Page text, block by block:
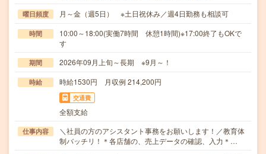
曜日頻度 月～金（週5日） ※土日祝休み／週4日勤務も相談可
時間
10:00～18:00(実働7時間 休憩1時間)※17:00終了もOKで
す
期間 2026年09月上旬～長期 ※9月～！
時給 時給1530円 月収例 214,200円
交通費
全額支給
仕事内容
＼社員の方のアシスタント事務をお願いします！／教育体
制バッチリ！＊各店舗の、売上データの確認、入力＊…